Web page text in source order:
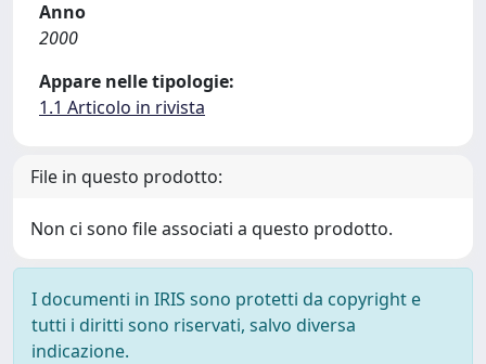
Anno
2000
Appare nelle tipologie:
1.1 Articolo in rivista
File in questo prodotto:
Non ci sono file associati a questo prodotto.
I documenti in IRIS sono protetti da copyright e
tutti i diritti sono riservati, salvo diversa
indicazione.